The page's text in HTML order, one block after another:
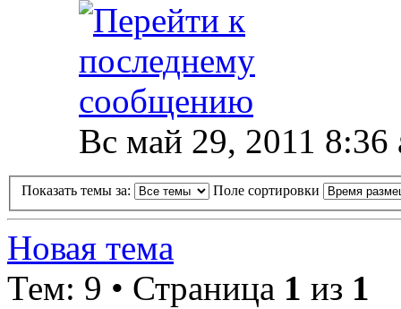
Вс май 29, 2011 8:36
Показать темы за: Поле сортировки
Новая тема
Тем: 9 • Страница 1 из 1